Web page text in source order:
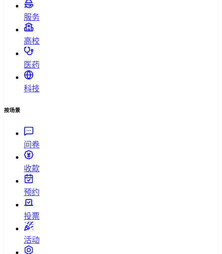
服务
高校
医药
科技
按场景
问卷
收款
预约
投票
活动